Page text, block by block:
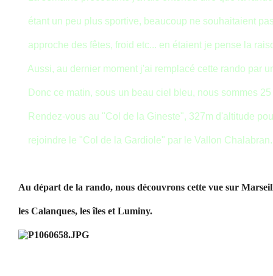
étant un peu plus sportive, beaucoup ne souhaitaient
approche des fêtes, froid etc... en étaient je pense la
Aussi, au dernier moment j'ai remplacé cette rando par
Donc ce matin, sous un beau ciel bleu, nous sommes 25
Rendez-vous au "Col de la Gineste", 327m d'altitude
rejoindre le "Col de la Gardiole" par le Vallon
Au départ de la rando, nous découvrons cette vue sur
les Calanques, les îles et Luminy.